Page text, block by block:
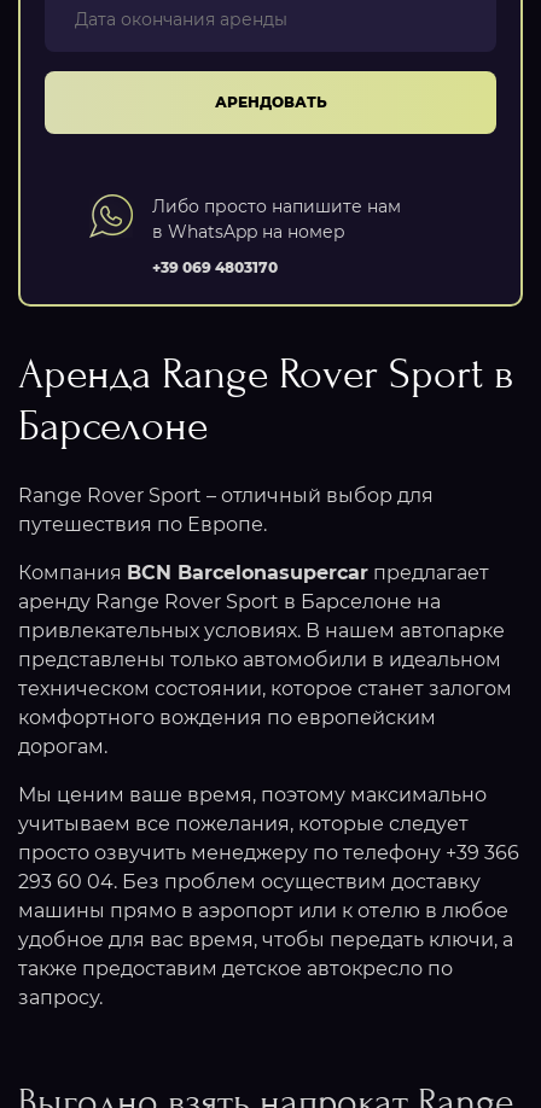
АРЕНДОВАТЬ
Либо просто напишите нам
в WhatsApp на номер
+39 069 4803170
Аренда Range Rover Sport в
Барселоне
Range Rover Sport – отличный выбор для
путешествия по Европе.
Компания BCN Barcelonasupercar предлагает
аренду Range Rover Sport в Барселоне на
привлекательных условиях. В нашем автопарке
представлены только автомобили в идеальном
техническом состоянии, которое станет залогом
комфортного вождения по европейским
дорогам.
Мы ценим ваше время, поэтому максимально
учитываем все пожелания, которые следует
просто озвучить менеджеру по телефону +39 366
293 60 04. Без проблем осуществим доставку
машины прямо в аэропорт или к отелю в любое
удобное для вас время, чтобы передать ключи, а
также предоставим детское автокресло по
запросу.